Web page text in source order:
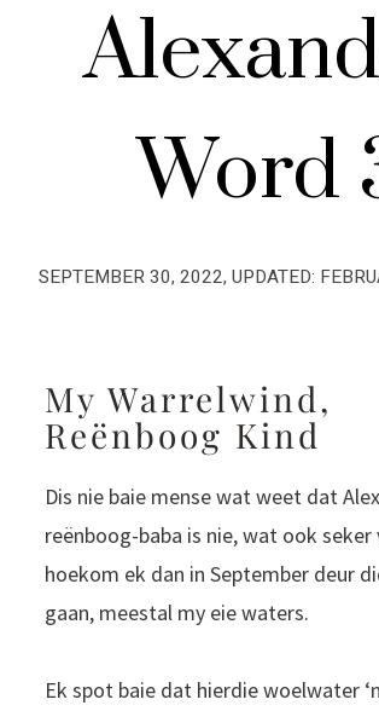
Word
SEPTEMBER 30, 2022, UPDATED:
My Warrelwind,
Reënboog Kind
Dis nie baie mense wat weet dat
reënboog-baba is nie, wat ook seker
hoekom ek dan in September deur
gaan, meestal my eie waters.
Ek spot baie dat hierdie woelwater